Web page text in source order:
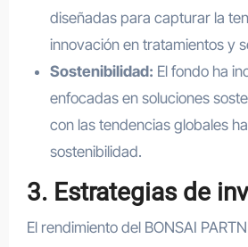
diseñadas para capturar la
innovación en tratamientos y
Sostenibilidad: El fondo ha
enfocadas en soluciones
con las tendencias globales
sostenibilidad.
3. Estrategias de
El rendimiento del BONSAI